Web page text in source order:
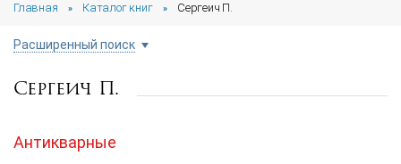
Главная » Каталог книг » Сергеич П.
Расширенный поиск
Цена руб.
Автор
Сергеич П.
Антикварные